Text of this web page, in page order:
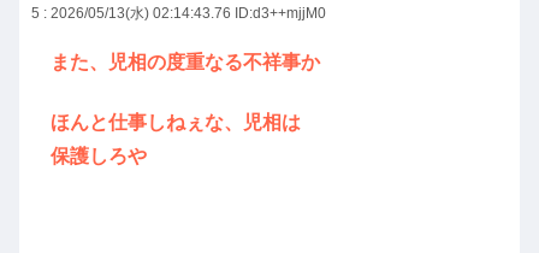
5 : 2026/05/13(水) 02:14:43.76 ID:d3++mjjM0
また、児相の度重なる不祥事か
ほんと仕事しねぇな、児相は
保護しろや